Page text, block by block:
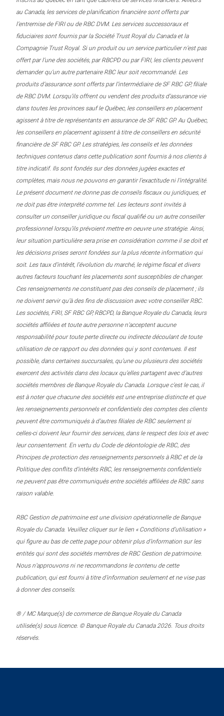
au Canada, les services de planification financière sont offerts par
l’entremise de FIRI ou de RBC DVM. Les services successoraux et
fiduciaires sont fournis par la Société Trust Royal du Canada et la
Compagnie Trust Royal. Si un produit ou un service particulier n’est pas
offert par l’une des sociétés, par RBCPD ou par FIRI, les clients peuvent
demander qu’un autre partenaire RBC leur soit recommandé. Les
produits d’assurance sont offerts par l’intermédiaire de SF RBC GP, filiale
de RBC DVM. Lorsqu’ils offrent ou vendent des produits d’assurance vie
dans toutes les provinces sauf le Québec, les conseillers en placement
agissent à titre de représentants en assurance de SF RBC GP. Au Québec,
les conseillers en placement agissent à titre de conseillers en sécurité
financière de SF RBC GP. Les stratégies, les conseils et les données
techniques contenus dans cette publication sont fournis à nos clients à
titre indicatif. Ils sont fondés sur des données jugées exactes et
complètes, mais nous ne pouvons en garantir l’exactitude ni l’intégralité.
Le présent document ne donne pas de conseils fiscaux ou juridiques, et
ne doit pas être interprété comme tel. Les lecteurs sont invités à
consulter un conseiller juridique ou fiscal qualifié ou un autre conseiller
professionnel lorsqu’ils prévoient mettre en oeuvre une stratégie. Ainsi,
leur situation particulière sera prise en considération comme il se doit et
les décisions prises seront fondées sur la plus récente information qui
soit. Les taux d’intérêt, l’évolution du marché, le régime fiscal et divers
autres facteurs touchant les placements sont susceptibles de changer.
Ces renseignements ne constituent pas des conseils de placement ; ils
ne doivent servir qu’à des fins de discussion avec votre conseiller RBC.
Les sociétés, FIRI, SF RBC GP, RBCPD, la Banque Royale du Canada, leurs
sociétés affiliées et toute autre personne n’acceptent aucune
responsabilité pour toute perte directe ou indirecte découlant de toute
utilisation de ce rapport ou des données qui y sont contenues. Il est
possible, dans certaines succursales, qu’une ou plusieurs des sociétés
exercent des activités dans des locaux qu’elles partagent avec d’autres
sociétés membres de Banque Royale du Canada. Lorsque c’est le cas, il
est à noter que chacune des sociétés est une entreprise distincte et que
les renseignements personnels et confidentiels des comptes des clients
peuvent être communiqués à d’autres filiales de RBC seulement si
celles-ci doivent leur fournir des services, dans le respect des lois et avec
leur consentement. En vertu du Code de déontologie de RBC, des
Principes de protection des renseignements personnels à RBC et de la
Politique des conflits d’intérêts RBC, les renseignements confidentiels
ne peuvent pas être communiqués entre sociétés affiliées de RBC sans
raison valable.
RBC Gestion de patrimoine est une division opérationnelle de Banque
Royale du Canada. Veuillez cliquer sur le lien « Conditions d’utilisation »
qui figure au bas de cette page pour obtenir plus d’information sur les
entités qui sont des sociétés membres de RBC Gestion de patrimoine.
Nous n’approuvons ni ne recommandons le contenu de cette
publication, qui est fourni à titre d’information seulement et ne vise pas
à donner des conseils.
® / MC Marque(s) de commerce de Banque Royale du Canada
utilisée(s) sous licence. © Banque Royale du Canada 2026. Tous droits
réservés.